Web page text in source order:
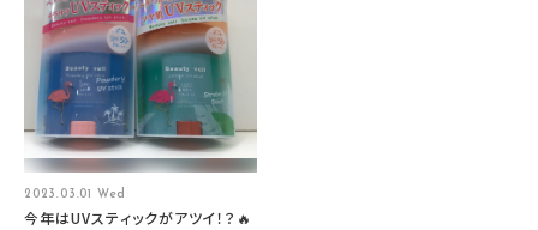
2023.03.01 Wed
今年はUVスティックがアツイ！？🔥